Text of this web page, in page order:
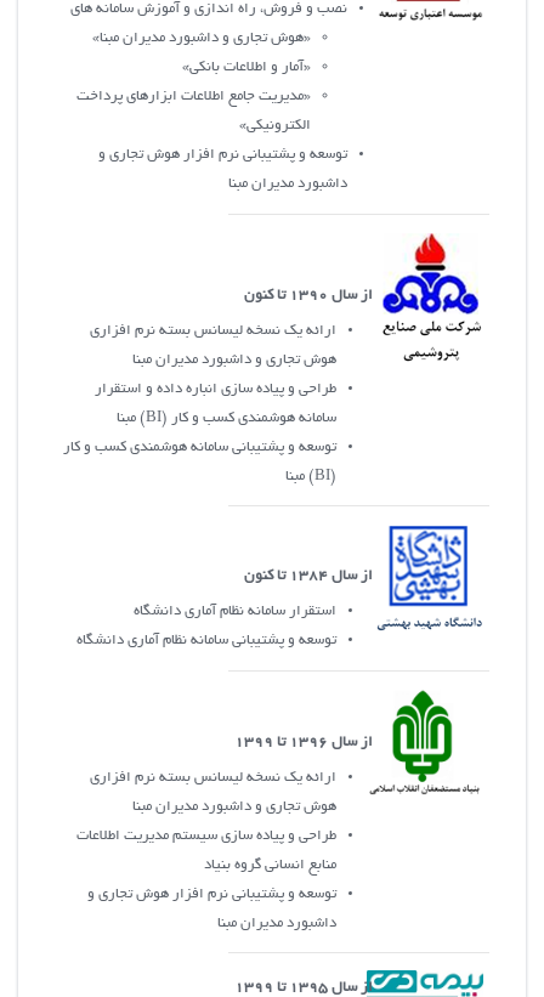
نصب و فروش، راه اندازي و آموزش سامانه هاي
«هوش تجاري و داشبورد مديران مبنا»
«آمار و اطلاعات بانکي»
«مديريت جامع اطلاعات ابزارهاي پرداخت
الکترونيکي»
توسعه و پشتيباني نرم افزار هوش تجاري و
داشبورد مديران مبنا
از سال 1390 تا کنون
ارائه يک نسخه ليسانس بسته نرم افزاري
هوش تجاري و داشبورد مديران مبنا
طراحي و پياده سازي انباره داده و استقرار
سامانه هوشمندي کسب و کار (BI) مبنا
توسعه و پشتيباني سامانه هوشمندي کسب و کار
(BI) مبنا
از سال 1384 تا کنون
استقرار سامانه نظام آماري دانشگاه
توسعه و پشتيباني سامانه نظام آماري دانشگاه
از سال 1396 تا 1399
ارائه يک نسخه ليسانس بسته نرم افزاري
هوش تجاري و داشبورد مديران مبنا
طراحی و پیاده سازی سیستم مدیریت اطلاعات
منابع انسانی گروه بنیاد
توسعه و پشتيباني نرم افزار هوش تجاري و
داشبورد مديران مبنا
از سال 1395 تا 1399